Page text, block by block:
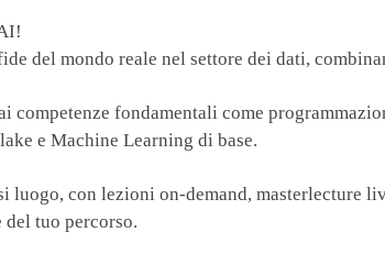
del mondo reale nel settore dei dati,
fondamentali come
e Machine Learning di base.
luogo, con lezioni on-demand, masterlecture
tuo percorso.